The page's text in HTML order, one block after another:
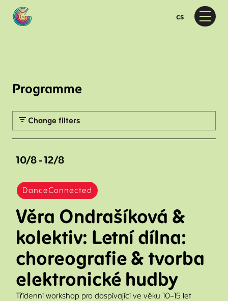
Menu
cs
en
Programme
Change filters
10/8 - 12/8
DanceConnected
Věra Ondrašíková &
kolektiv: Letní dílna:
choreografie & tvorba
elektronické hudby
Třídenní workshop pro dospívající ve věku 10–15 let